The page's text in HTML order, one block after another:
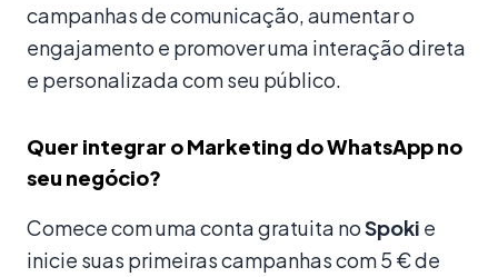
campanhas de comunicação, aumentar o
engajamento e promover uma interação direta
e personalizada com seu público.
Quer integrar o Marketing do WhatsApp no
seu negócio?
Comece com uma conta gratuita noSpoki e
inicie suas primeiras campanhas com 5 € de